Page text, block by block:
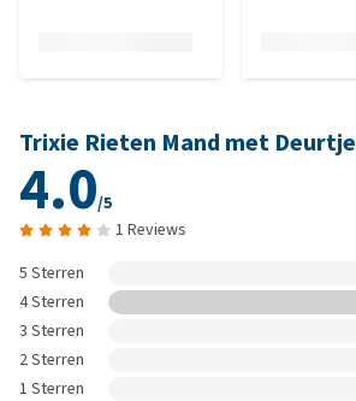
Trixie Rieten Mand met
4.0/5
1 Reviews
5 Sterren
4 Sterren
3 Sterren
2 Sterren
1 Sterren